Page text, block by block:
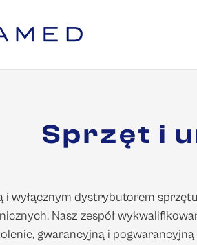
Sprzęt i
i wyłącznym dystrybutorem
Nasz zespół
gwarancyjną i